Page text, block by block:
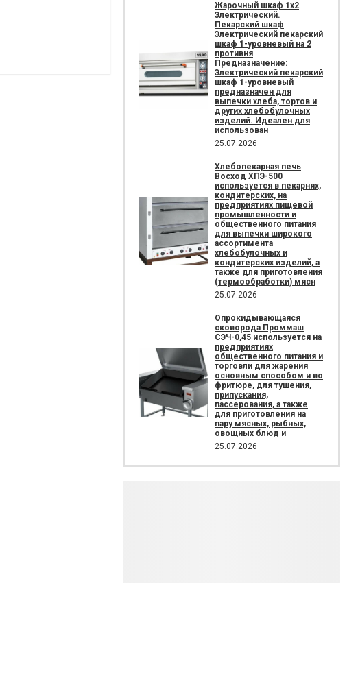
Жарочный шкаф 1х2
Электрический.
Пекарский шкаф
Электрический пекарский
шкаф 1-уровневый на 2
противня
Предназначение:
Электрический пекарский
шкаф 1-уровневый
предназначен для
выпечки хлеба, тортов и
других хлебобулочных
изделий. Идеален для
использован
25.07.2026
Хлебопекарная печь
Восход ХПЭ-500
используется в пекарнях,
кондитерских, на
предприятиях пищевой
промышленности и
общественного питания
для выпечки широкого
ассортимента
хлебобулочных и
кондитерских изделий, а
также для приготовления
(термообработки) мясн
25.07.2026
Опрокидывающаяся
сковорода Проммаш
СЭЧ-0,45 используется на
предприятиях
общественного питания и
торговли для жарения
основным способом и во
фритюре, для тушения,
припускания,
пассерования, а также
для приготовления на
пару мясных, рыбных,
овощных блюд и
25.07.2026